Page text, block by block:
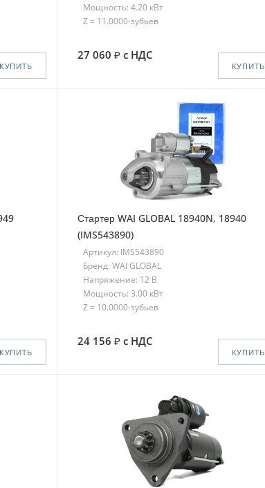
КУПИТЬ
Мощность: 4.20 кВт
Z = 11.0000-зубьев
27 060 с НДС
КУПИТЬ
КУПИТЬ
Стартер WAI GLOBAL 18940N, 18940
(IMS543890)
Артикул: IMS543890
Бренд: WAI GLOBAL
Напряжение: 12 В
Мощность: 3.00 кВт
Z = 10.0000-зубьев
24 156 с НДС
КУПИТЬ